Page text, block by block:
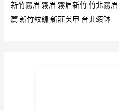
巨
人
新竹霧眉 霧眉 霧眉新竹 竹北霧眉
薦 新竹紋繡 新莊美甲 台北頌缽